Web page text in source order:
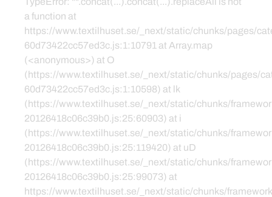
a function at
https://www.textilhuset.se/_next/static/chunks/pages/
60d73422cc57ed3c.js:1:10791 at Array.map
(<anonymous>) at O
(https://www.textilhuset.se/_next/static/chunks/pages/
60d73422cc57ed3c.js:1:10598) at lk
(https://www.textilhuset.se/_next/static/chunks/
20126418c06c39b0.js:25:60903) at i
(https://www.textilhuset.se/_next/static/chunks/
20126418c06c39b0.js:25:119420) at uD
(https://www.textilhuset.se/_next/static/chunks/
20126418c06c39b0.js:25:99073) at
https://www.textilhuset.se/_next/static/chunks/